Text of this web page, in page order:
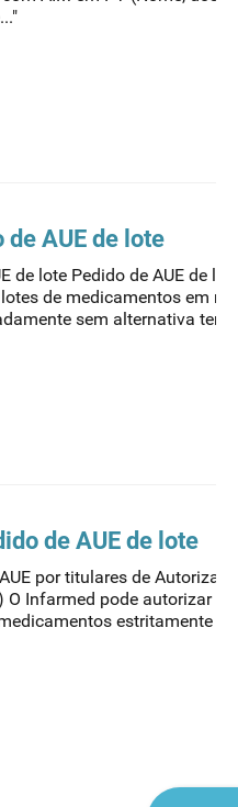
de AUE de lote
de lote Pedido de AUE de
de medicamentos em
sem alternativa
de AUE de lote
por titulares de
Infarmed pode autorizar a
estritamente